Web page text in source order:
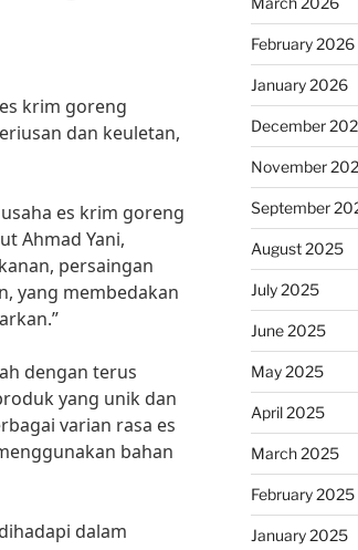
krim goreng
dan keuletan,
es krim goreng
Ahmad Yani,
persaingan
yang membedakan
dengan terus
yang unik dan
varian rasa es
bahan
dalam
February 2026
January 2026
December
November
September
August 2025
July 2025
June 2025
May 2025
April 2025
March 2025
February 2025
January 2025